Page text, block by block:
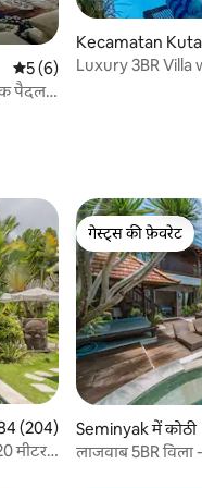
औसत रेटिंग 5 में से 5, 6
5 (6)
पैदल
Kecamatan Kuta
Luxury 3BR
5 में से 4.84, 204 समीक्षाएँ
(204)
मीटर
गेस्ट्स की फ़ेवरेट
गेस्ट्स की फ़ेवरेट
Seminyak में कोठी
लाजवाब 5BR